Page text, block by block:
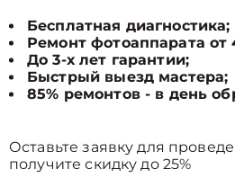
Бесплатная диагностика;
Ремонт фотоаппарата от
До 3-х лет гарантии;
Быстрый выезд мастера;
85% ремонтов - в день
Оставьте заявку для
получите скидку до 25%